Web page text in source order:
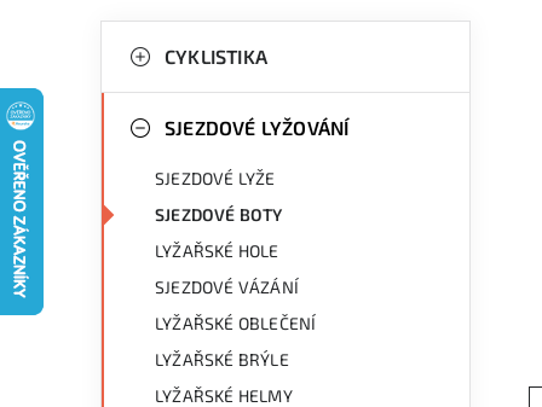
o
r
kategorie
g
CYKLISTIKA
SJEZDOVÉ LYŽOVÁNÍ
SJEZDOVÉ LYŽE
SJEZDOVÉ BOTY
LYŽAŘSKÉ HOLE
SJEZDOVÉ VÁZÁNÍ
LYŽAŘSKÉ OBLEČENÍ
LYŽAŘSKÉ BRÝLE
LYŽAŘSKÉ HELMY